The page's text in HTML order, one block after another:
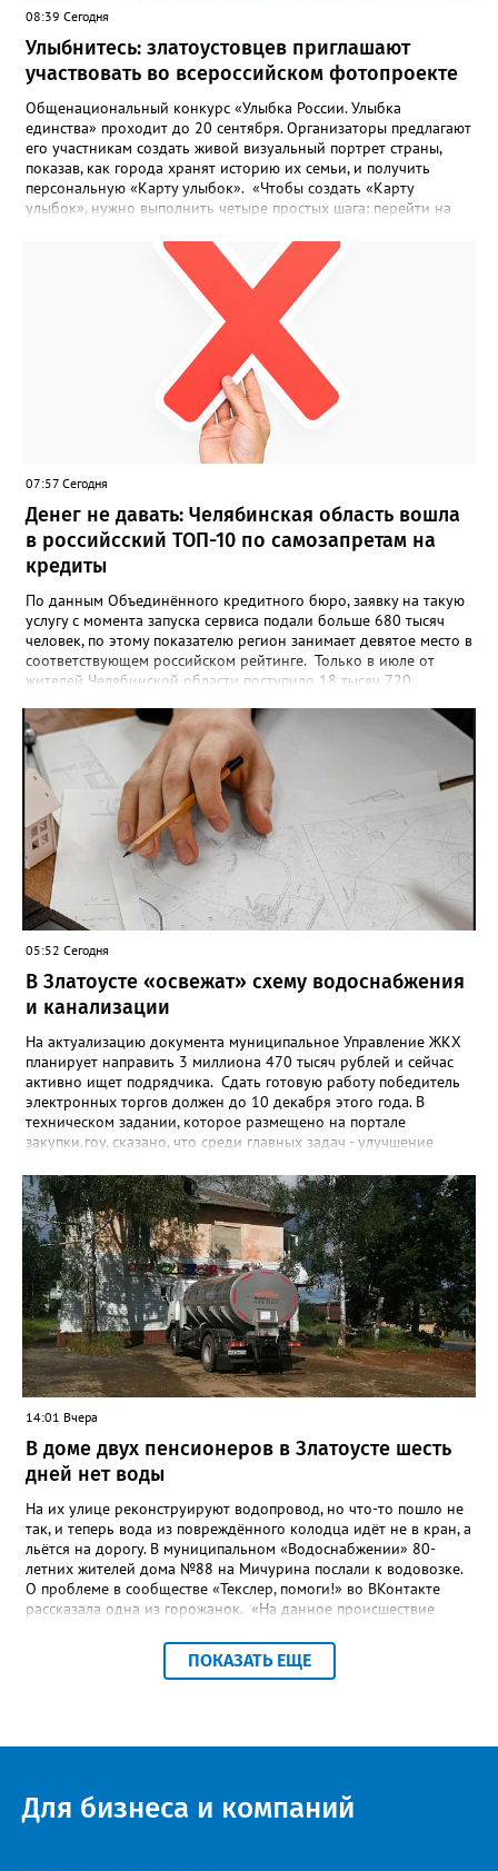
08:39 Сегодня
Улыбнитесь: златоустовцев приглашают
участвовать во всероссийском фотопроекте
Общенациональный конкурс «Улыбка России. Улыбка
единства» проходит до 20 сентября. Организаторы предлагают
его участникам создать живой визуальный портрет страны,
показав, как города хранят историю их семьи, и получить
персональную «Карту улыбок». «Чтобы создать «Карту
улыбок», нужно выполнить четыре простых шага: перейти на
улыбок»; загрузить фотографию с улыбкой – подойдёт портрет
одного человека, пары, семьи или нескольких поколений в
одном кадре; отметить один или несколько городов,
связанных с историей семьи или важными воспоминаниями;
добавить подписи к городам, кратко объяснив связь с каждым
из них, указать контакты и подтвердить согласие с правилами
проекта», - говорится в инструкции на сайте проекта. ‍Заявка
может быть семейной, а после модерации стать частью
визуального архива проекта. 20 участников обещают
пригласить на итоговую фотосессию в Москве. Персональную
«Карту улыбок», которую можно скачать, сохранить и
опубликовать в социальных сетях, отмечают в оргкомитете,
получат все, кто улыбнулся.
07:57 Сегодня
Денег не давать: Челябинская область вошла
в российсский ТОП-10 по самозапретам на
кредиты
По данным Объединённого кредитного бюро, заявку на такую
услугу с момента запуска сервиса подали больше 680 тысяч
человек, по этому показателю регион занимает девятое место в
соответствующем российском рейтинге. Только в июле от
жителей Челябинской области поступило 18 тысяч 720
снятие. В целом не давать им взаймы сегодня просят 543 с
лишним тысячи человек. Почти 89 тысяч за это время решили
запрет отозвать. При этом, утверждают аналитики бюро,
примерно каждый пятый из тех, кто установил самозапрет,
никогда кредиты не брал, столько же погасили долги недавно,
а больше половины имеют долговые обязательства сейчас.
05:52 Сегодня
В Златоусте «освежат» схему водоснабжения
и канализации
На актуализацию документа муниципальное Управление ЖКХ
планирует направить 3 миллиона 470 тысяч рублей и сейчас
активно ищет подрядчика. Сдать готовую работу победитель
электронных торгов должен до 10 декабря этого года. В
техническом задании, которое размещено на портале
закупки.гоу, сказано, что среди главных задач - улучшение
повышение энергоэффективности систем. Кроме электронных
схем, исполнителю нужно разработать предложения по
строительству и реконструкции водоснабжения и канализации,
оценив размер вложений, а также представить перечень
бесхозных объектов и возможные сценарии развития этой
сферы городского хозяйства. В июне 2025 года
«Златоуст.инфо» сообщал о подобных торгах. Тогда цена
вопроса была почти в три раза выше - 9 миллионов 13 тысяч
486 рублей, а в списке работ была разработка электронной
системы ливнёвок.
14:01 Вчера
В доме двух пенсионеров в Златоусте шесть
дней нет воды
На их улице реконструируют водопровод, но что-то пошло не
так, и теперь вода из повреждённого колодца идёт не в кран, а
льётся на дорогу. В муниципальном «Водоснабжении» 80-
летних жителей дома №88 на Мичурина послали к водовозке.
О проблеме в сообществе «Текслер, помоги!» во ВКонтакте
рассказала одна из горожанок. «На данное происшествие
гл.инженера Шепелева А.Н. из обслуживающей организации
МУП ЗГО "Златоустовское Водоснабжение" ул. Островского, 7,
пунктуация авторские). Под обращением есть комментарий
посёлке и работать приходится в сложных условиях горной
местности. «К сожалению, в процессе бурения иногда
ПОКАЗАТЬ ЕЩЕ
Для бизнеса и компаний